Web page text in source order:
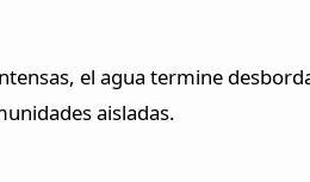
el agua termine
aisladas.